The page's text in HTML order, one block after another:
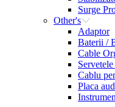
Surge
Other's
Adaptor
Baterii /
Cable
Cablu
Placa